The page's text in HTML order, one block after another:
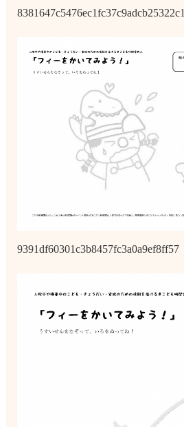
8381647c5476ec1fc37c9adcb25322c1
9391df60301c3b8457fc3a0a9ef8ff57